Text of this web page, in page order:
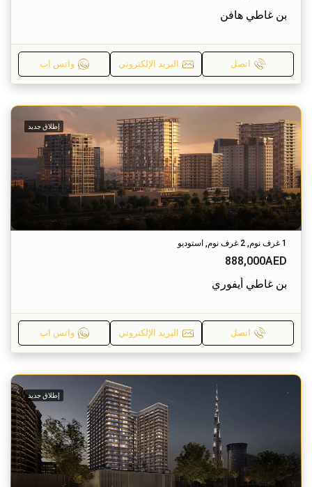
بن غاطي هافن
اتصل البريد الإلكتروني واتس اب
إطلاق جديد
1 غرف نوم, 2 غرف نوم, استوديو
888,000AED
بن غاطي أيفوري
اتصل البريد الإلكتروني واتس اب
إطلاق جديد